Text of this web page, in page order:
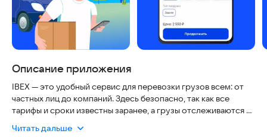
Описание приложения
IBEX — это удобный сервис для перевозки грузов всем: от
частных лиц до компаний. Здесь безопасно, так как все
тарифы и сроки известны заранее, а грузы отслеживаются в
гибкостью: вы можете заказать перевозку как небольшой
Читать дальше